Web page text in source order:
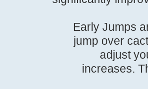
Early Jumps
jump over
adjust
increases.